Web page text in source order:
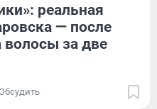
реальная
— после
волосы за две